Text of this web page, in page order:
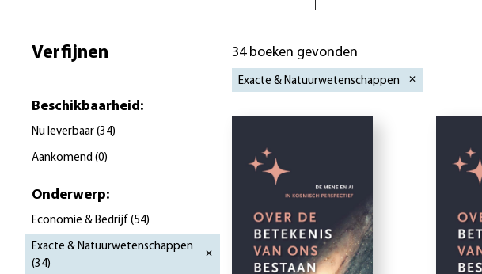
Verfijnen
Beschikbaarheid :
Nu leverbaar (34)
Aankomend (0)
Onderwerp:
Economie & Bedrijf (54)
Exacte & Natuurwetenschappen
(34)
34 boeken gevonden
Exacte & Natuurwetenschappen